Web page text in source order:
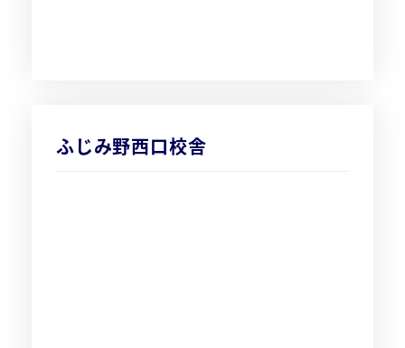
ふじみ野西口校舎